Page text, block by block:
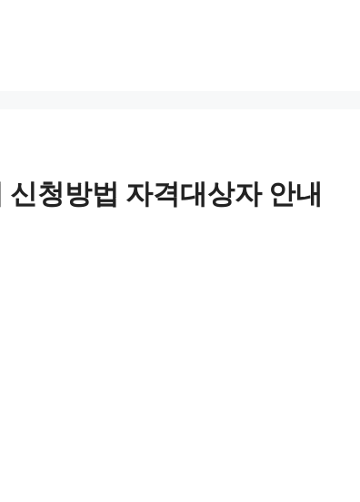
신청방법 자격대상자 안내